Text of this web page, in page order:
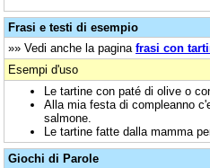
Frasi e testi di esempio
»» Vedi anche la pagina frasi con
Esempi d'uso
Le tartine con paté di olive o
Alla mia festa di compleanno
salmone.
Le tartine fatte dalla mamma
Giochi di Parole